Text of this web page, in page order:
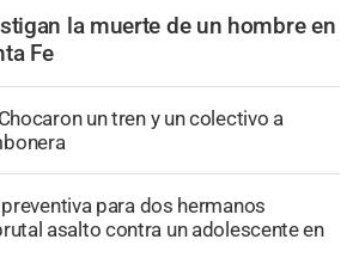
la muerte de un hombre en
Fe
Chocaron un tren y un colectivo a
para dos hermanos
asalto contra un adolescente en